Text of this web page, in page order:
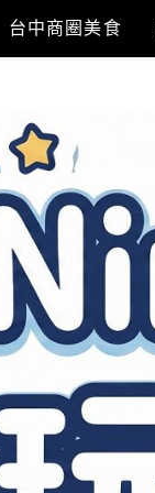
台中商圈美食